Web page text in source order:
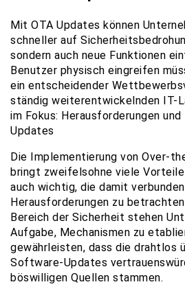
Mit OTA Updates können
schneller auf
sondern auch neue Funktionen
Benutzer physisch eingreifen
ein entscheidender
ständig weiterentwickelnden IT-
im Fokus: Herausforderungen
Updates
Die Implementierung von Over-
bringt zweifelsohne viele
auch wichtig, die damit
Herausforderungen zu
Bereich der Sicherheit stehen
Aufgabe, Mechanismen zu
gewährleisten, dass die drahtlos
Software-Updates
böswilligen Quellen stammen.